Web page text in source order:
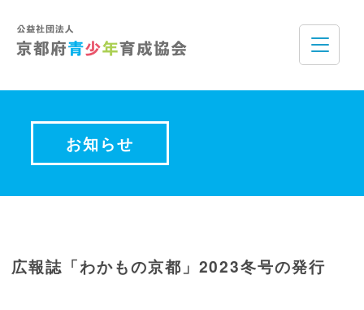
お知らせ
広報誌「わかもの京都」2023冬号の発行